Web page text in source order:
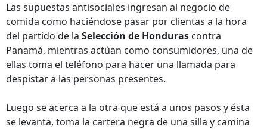
Las supuestas antisociales ingresan al negocio de
comida como haciéndose pasar por clientas a la hora
del partido de la Selección de Honduras contra
Panamá, mientras actúan como consumidores, una de
ellas toma el teléfono para hacer una llamada para
despistar a las personas presentes.
Luego se acerca a la otra que está a unos pasos y ésta
se levanta, toma la cartera negra de una silla y camina